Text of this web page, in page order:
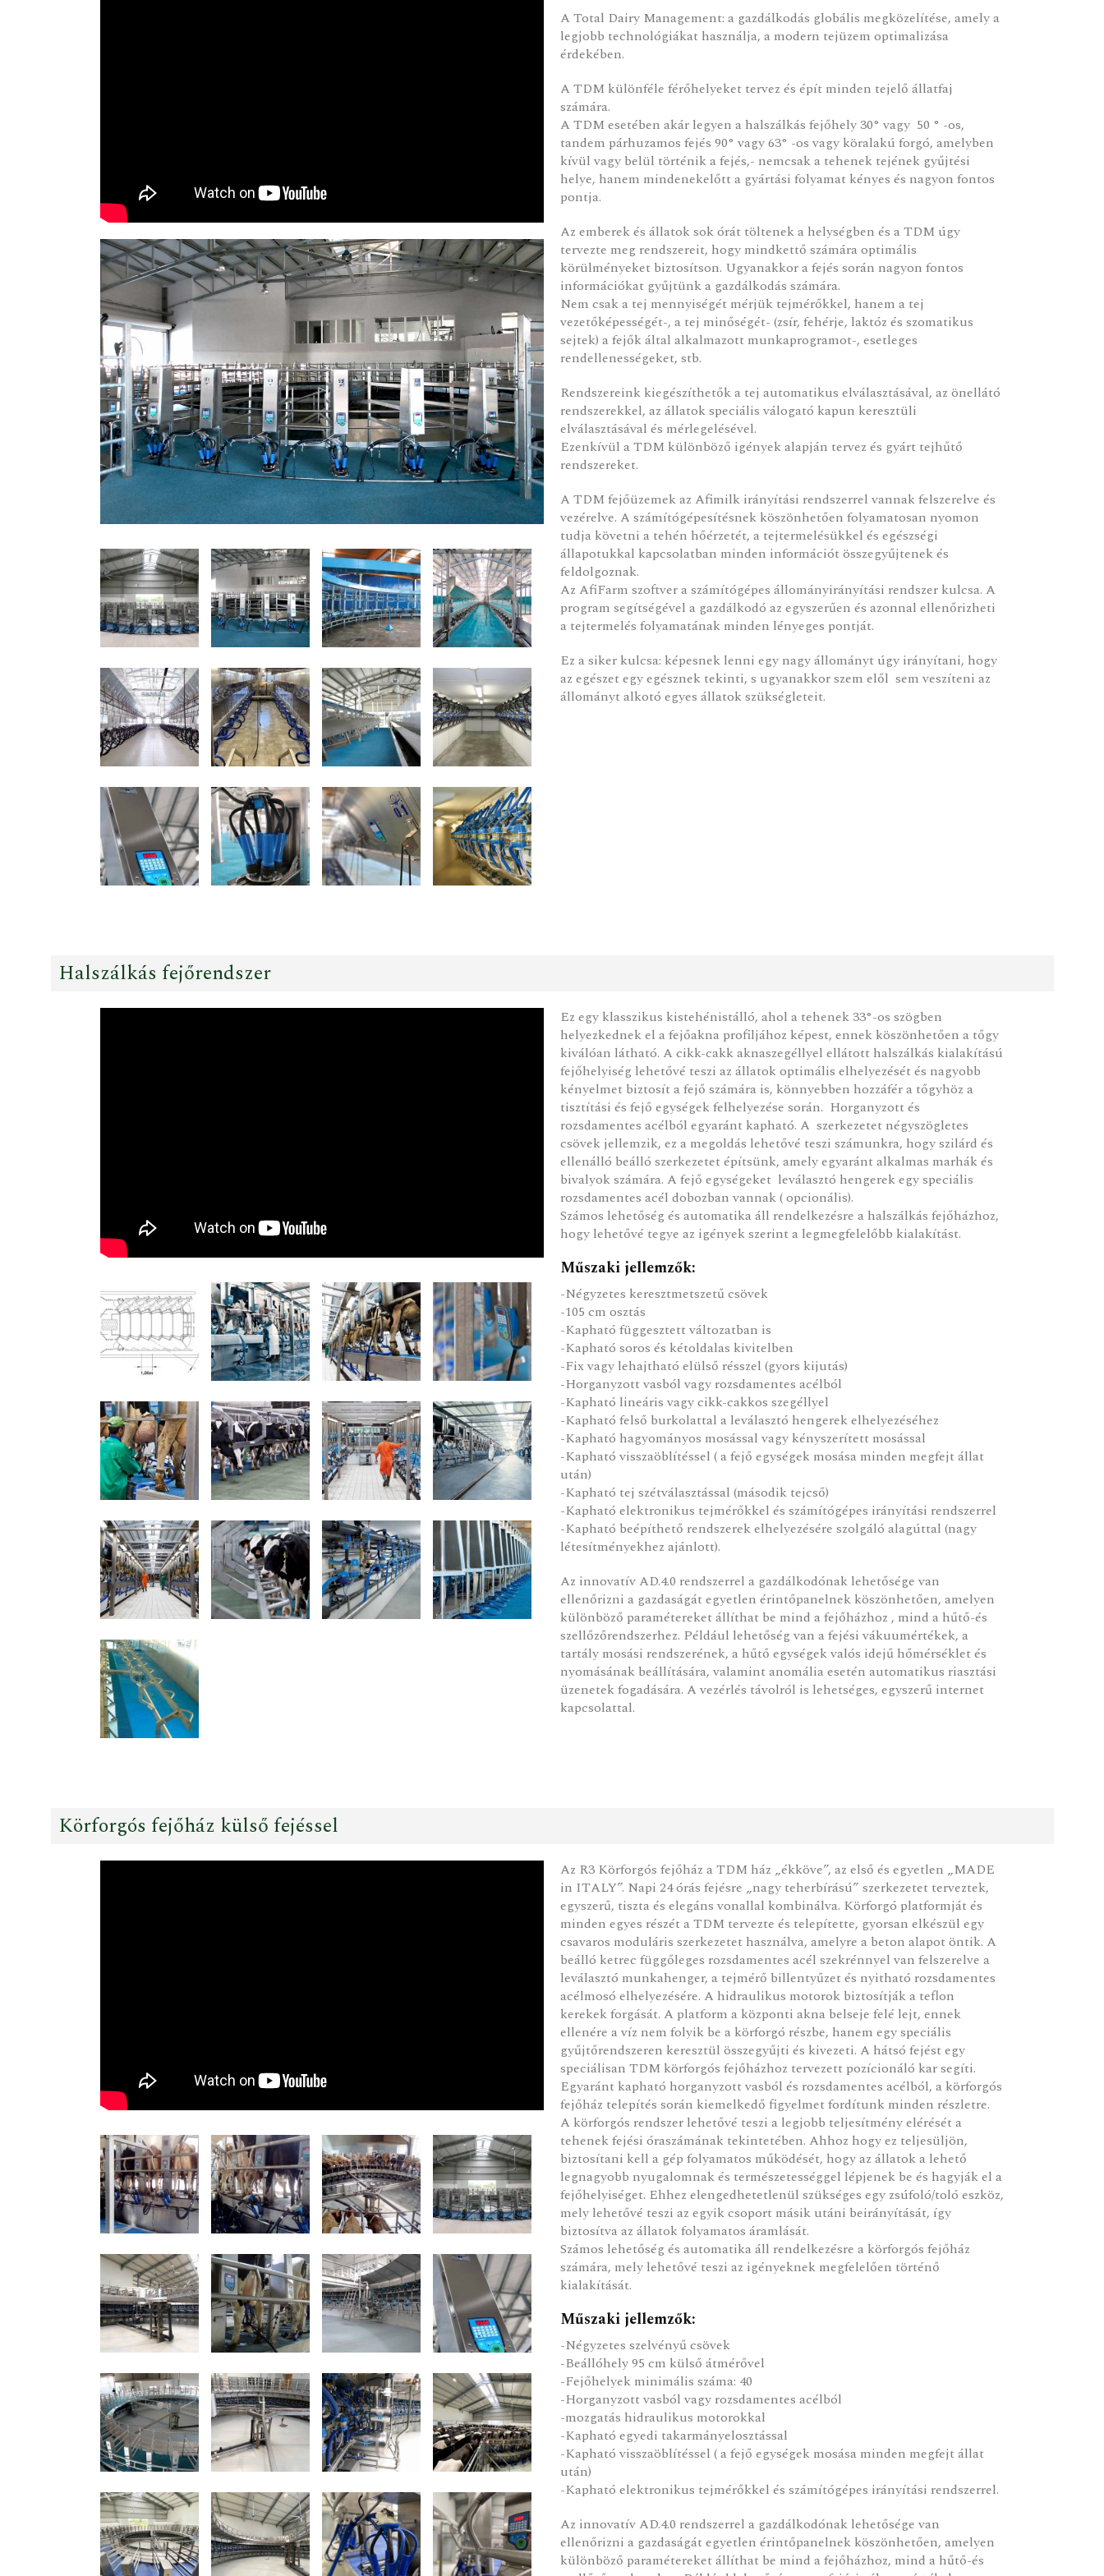
A Total Dairy Management: a gazdálkodás globális megközelítése, amely a
legjobb technológiákat használja, a modern tejüzem optimalizása
érdekében.
A TDM különféle férőhelyeket tervez és épít minden tejelő állatfaj
számára.
A TDM esetében akár legyen a halszálkás fejőhely 30° vagy 50 ° -os,
tandem párhuzamos fejés 90° vagy 63° -os vagy köralakú forgó, amelyben
kívül vagy belül történik a fejés,- nemcsak a tehenek tejének gyűjtési
helye, hanem mindenekelőtt a gyártási folyamat kényes és nagyon fontos
pontja.
Az emberek és állatok sok órát töltenek a helységben és a TDM úgy
tervezte meg rendszereit, hogy mindkettő számára optimális
körülményeket biztosítson. Ugyanakkor a fejés során nagyon fontos
információkat gyűjtünk a gazdálkodás számára.
Nem csak a tej mennyiségét mérjük tejmérőkkel, hanem a tej
vezetőképességét-, a tej minőségét- (zsír, fehérje, laktóz és szomatikus
sejtek) a fejők által alkalmazott munkaprogramot-, esetleges
rendellenességeket, stb.
Rendszereink kiegészíthetők a tej automatikus elválasztásával, az önellátó
rendszerekkel, az állatok speciális válogató kapun keresztüli
elválasztásával és mérlegelésével.
Ezenkívül a TDM különböző igények alapján tervez és gyárt tejhűtő
rendszereket.
A TDM fejőüzemek az Afimilk irányítási rendszerrel vannak felszerelve és
vezérelve. A számítógépesítésnek köszönhetően folyamatosan nyomon
tudja követni a tehén hőérzetét, a tejtermelésükkel és egészségi
állapotukkal kapcsolatban minden információt összegyűjtenek és
feldolgoznak.
Az AfiFarm szoftver a számítógépes állományirányítási rendszer kulcsa. A
program segítségével a gazdálkodó az egyszerűen és azonnal ellenőrizheti
a tejtermelés folyamatának minden lényeges pontját.
Ez a siker kulcsa: képesnek lenni egy nagy állományt úgy irányítani, hogy
az egészet egy egésznek tekinti, s ugyanakkor szem elől sem veszíteni az
állományt alkotó egyes állatok szükségleteit.
Halszálkás fejőrendszer
Ez egy klasszikus kistehénistálló, ahol a tehenek 33°-os szögben
helyezkednek el a fejőakna profiljához képest, ennek köszönhetően a tőgy
kiválóan látható. A cikk-cakk aknaszegéllyel ellátott halszálkás kialakítású
fejőhelyiség lehetővé teszi az állatok optimális elhelyezését és nagyobb
kényelmet biztosít a fejő számára is, könnyebben hozzáfér a tőgyhöz a
tisztítási és fejő egységek felhelyezése során. Horganyzott és
rozsdamentes acélból egyaránt kapható. A szerkezetet négyszögletes
csövek jellemzik, ez a megoldás lehetővé teszi számunkra, hogy szilárd és
ellenálló beálló szerkezetet építsünk, amely egyaránt alkalmas marhák és
bivalyok számára. A fejő egységeket leválasztó hengerek egy speciális
rozsdamentes acél dobozban vannak ( opcionális).
Számos lehetőség és automatika áll rendelkezésre a halszálkás fejőházhoz,
hogy lehetővé tegye az igények szerint a legmegfelelőbb kialakítást.
Műszaki jellemzők:
-Négyzetes keresztmetszetű csövek
-105 cm osztás
-Kapható függesztett változatban is
-Kapható soros és kétoldalas kivitelben
-Fix vagy lehajtható elülső résszel (gyors kijutás)
-Horganyzott vasból vagy rozsdamentes acélból
-Kapható lineáris vagy cikk-cakkos szegéllyel
-Kapható felső burkolattal a leválasztó hengerek elhelyezéséhez
-Kapható hagyományos mosással vagy kényszerített mosással
-Kapható visszaöblítéssel ( a fejő egységek mosása minden megfejt állat
után)
-Kapható tej szétválasztással (második tejcső)
-Kapható elektronikus tejmérőkkel és számítógépes irányítási rendszerrel
-Kapható beépíthető rendszerek elhelyezésére szolgáló alagúttal (nagy
létesítményekhez ajánlott).
Az innovatív AD.4.0 rendszerrel a gazdálkodónak lehetősége van
ellenőrizni a gazdaságát egyetlen érintőpanelnek köszönhetően, amelyen
különböző paramétereket állíthat be mind a fejőházhoz , mind a hűtő-és
szellőzőrendszerhez. Például lehetőség van a fejési vákuumértékek, a
tartály mosási rendszerének, a hűtő egységek valós idejű hőmérséklet és
nyomásának beállítására, valamint anomália esetén automatikus riasztási
üzenetek fogadására. A vezérlés távolról is lehetséges, egyszerű internet
kapcsolattal.
Körforgós fejőház külső fejéssel
Az R3 Körforgós fejőház a TDM ház „ékköve”, az első és egyetlen „MADE
in ITALY”. Napi 24 órás fejésre „nagy teherbírású” szerkezetet terveztek,
egyszerű, tiszta és elegáns vonallal kombinálva. Körforgó platformját és
minden egyes részét a TDM tervezte és telepítette, gyorsan elkészül egy
csavaros moduláris szerkezetet használva, amelyre a beton alapot öntik. A
beálló ketrec függőleges rozsdamentes acél szekrénnyel van felszerelve a
leválasztó munkahenger, a tejmérő billentyűzet és nyitható rozsdamentes
acélmosó elhelyezésére. A hidraulikus motorok biztosítják a teflon
kerekek forgását. A platform a központi akna belseje felé lejt, ennek
ellenére a víz nem folyik be a körforgó részbe, hanem egy speciális
gyűjtőrendszeren keresztül összegyűjti és kivezeti. A hátsó fejést egy
speciálisan TDM körforgós fejőházhoz tervezett pozícionáló kar segíti.
Egyaránt kapható horganyzott vasból és rozsdamentes acélból, a körforgós
fejőház telepítés során kiemelkedő figyelmet fordítunk minden részletre.
A körforgós rendszer lehetővé teszi a legjobb teljesítmény elérését a
tehenek fejési óraszámának tekintetében. Ahhoz hogy ez teljesüljön,
biztosítani kell a gép folyamatos működését, hogy az állatok a lehető
legnagyobb nyugalomnak és természetességgel lépjenek be és hagyják el a
fejőhelyiséget. Ehhez elengedhetetlenül szükséges egy zsúfoló/toló eszköz,
mely lehetővé teszi az egyik csoport másik utáni beirányítását, így
biztosítva az állatok folyamatos áramlását.
Számos lehetőség és automatika áll rendelkezésre a körforgós fejőház
számára, mely lehetővé teszi az igényeknek megfelelően történő
kialakítását.
Műszaki jellemzők:
-Négyzetes szelvényű csövek
-Beállóhely 95 cm külső átmérővel
-Fejőhelyek minimális száma: 40
-Horganyzott vasból vagy rozsdamentes acélból
-mozgatás hidraulikus motorokkal
-Kapható egyedi takarmányelosztással
-Kapható visszaöblítéssel ( a fejő egységek mosása minden megfejt állat
után)
-Kapható elektronikus tejmérőkkel és számítógépes irányítási rendszerrel.
Az innovatív AD.4.0 rendszerrel a gazdálkodónak lehetősége van
ellenőrizni a gazdaságát egyetlen érintőpanelnek köszönhetően, amelyen
különböző paramétereket állíthat be mind a fejőházhoz, mind a hűtő-és